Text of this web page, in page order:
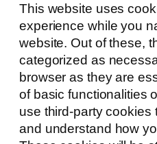
This website uses
experience while you
website. Out of these,
categorized as
browser as they are
of basic functionalities
use third-party cookies
and understand how